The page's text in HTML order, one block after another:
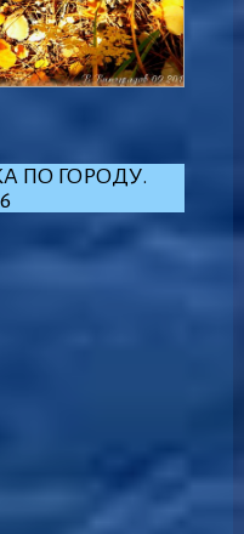
ПО ГОРОДУ.